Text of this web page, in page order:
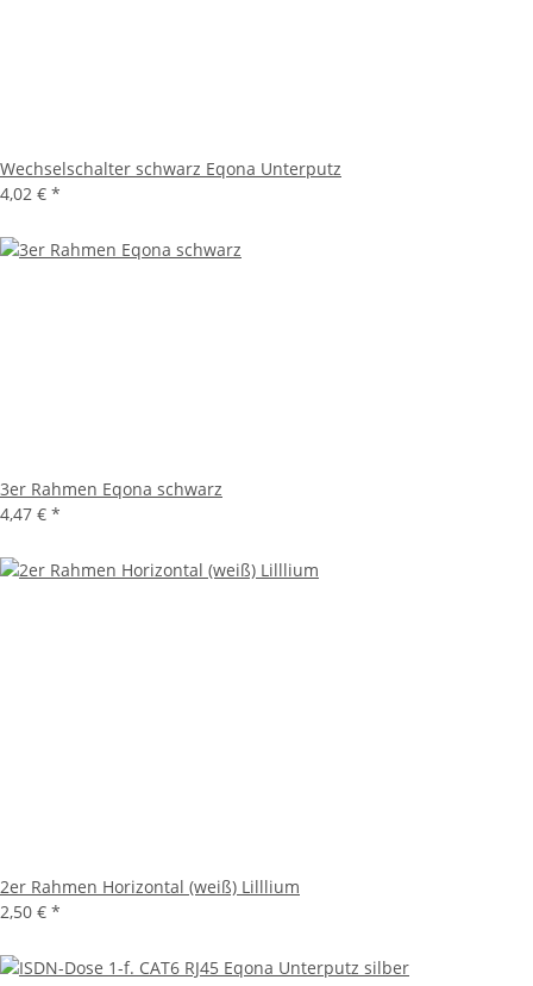
Wechselschalter schwarz Eqona Unterputz
4,02 € *
3er Rahmen Eqona schwarz
4,47 € *
2er Rahmen Horizontal (weiß) Lilllium
2,50 € *